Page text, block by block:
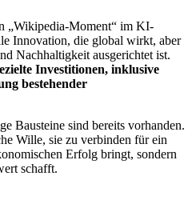
„Wikipedia-Moment“ im KI-
Innovation, die global wirkt, aber
Nachhaltigkeit ausgerichtet ist.
Investitionen, inklusive
bestehender
Bausteine sind bereits vorhanden.
Wille, sie zu verbinden für ein
Erfolg bringt, sondern
schafft.